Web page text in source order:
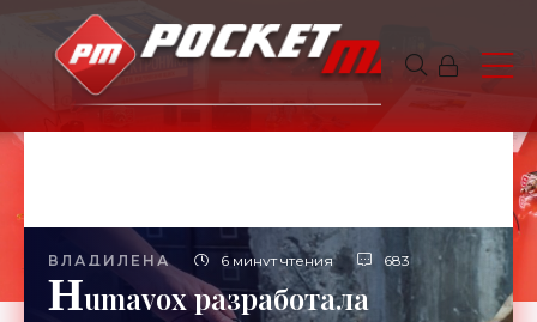
ВЛАДИЛЕНА 6 минут чтения 683
Humavox разработала